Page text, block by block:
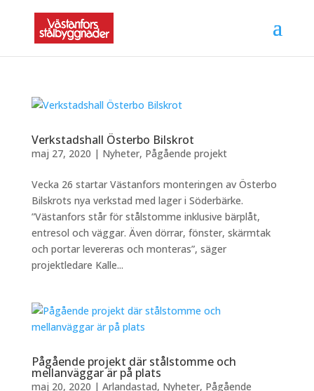
Verkstadshall Österbo Bilskrot
maj 27, 2020 | Nyheter, Pågående projekt
Vecka 26 startar Västanfors monteringen av Österbo
Bilskrots nya verkstad med lager i Söderbärke.
”Västanfors står för stålstomme inklusive bärplåt,
entresol och väggar. Även dörrar, fönster, skärmtak
och portar levereras och monteras”, säger
projektledare Kalle...
Pågående projekt där stålstomme och
mellanväggar är på plats
maj 20, 2020 | Arlandastad, Nyheter, Pågående